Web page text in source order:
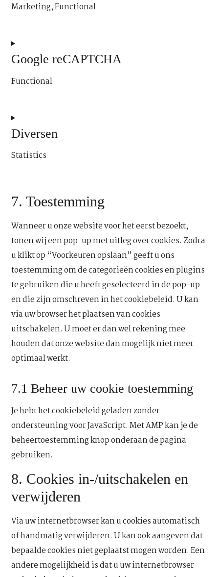
fonts
Marketing, Functional
to
service
Google reCAPTCHA
Functional
to
service
recaptcha
Diversen
Statistics
service
diversen
7. Toestemming
Wanneer u onze website voor het eerst bezoekt,
tonen wij een pop-up met uitleg over cookies. Zodra
u klikt op “Voorkeuren opslaan” geeft u ons
toestemming om de categorieën cookies en plugins
te gebruiken die u heeft geselecteerd in de pop-up
en die zijn omschreven in het cookiebeleid. U kan
via uw browser het plaatsen van cookies
uitschakelen. U moet er dan wel rekening mee
houden dat onze website dan mogelijk niet meer
optimaal werkt.
7.1 Beheer uw cookie toestemming
Je hebt het cookiebeleid geladen zonder
ondersteuning voor JavaScript. Met AMP kan je de
beheertoestemming knop onderaan de pagina
gebruiken.
8. Cookies in-/uitschakelen en
verwijderen
Via uw internetbrowser kan u cookies automatisch
of handmatig verwijderen. U kan ook aangeven dat
bepaalde cookies niet geplaatst mogen worden. Een
andere mogelijkheid is dat u uw internetbrowser